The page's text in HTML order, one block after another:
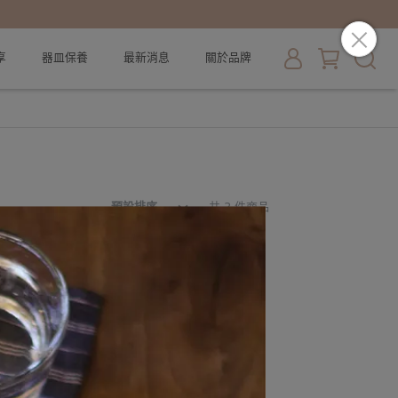
器皿保養 最新消息 關於品牌
預設排序 共 2 件商品